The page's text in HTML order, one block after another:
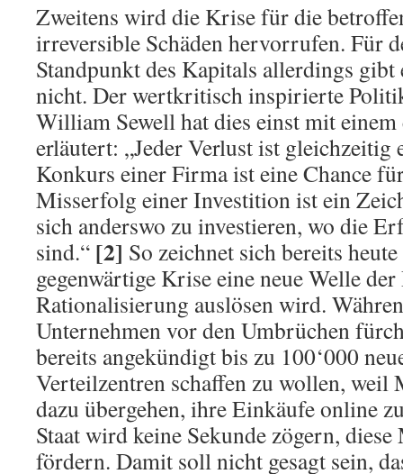
Zweitens wird die Krise für die
irreversible Schäden hervorrufen. Für
Standpunkt des Kapitals allerdings
nicht. Der wertkritisch inspirierte
William Sewell hat dies einst mit
erläutert: „Jeder Verlust ist gleichzeitig
Konkurs einer Firma ist eine Chance
Misserfolg einer Investition ist ein
sich anderswo zu investieren, wo die
sind.“ [2] So zeichnet sich bereits
gegenwärtige Krise eine neue Welle
Rationalisierung auslösen wird.
Unternehmen vor den Umbrüchen
bereits angekündigt bis zu 100‘000
Verteilzentren schaffen zu wollen, weil
dazu übergehen, ihre Einkäufe online
Staat wird keine Sekunde zögern,
fördern. Damit soll nicht gesagt sein,